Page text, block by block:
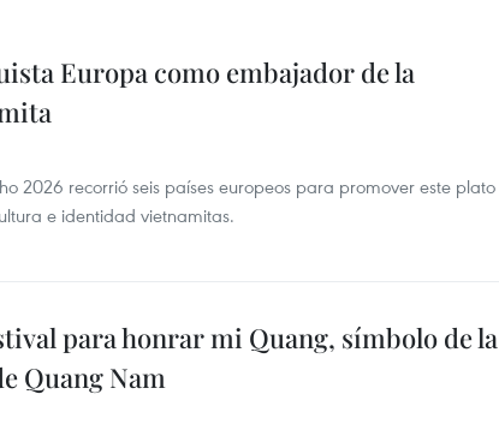
Europa como embajador de la
2026 recorrió seis países europeos para promover este plato
e identidad vietnamitas.
para honrar mi Quang, símbolo de la
Quang Nam